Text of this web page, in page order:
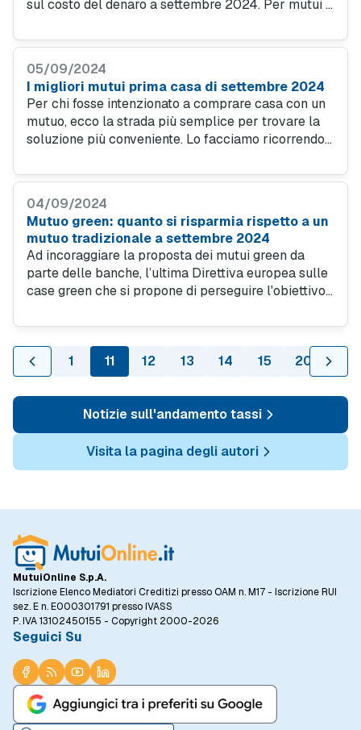
sul costo del denaro a settembre 2024. Per mutui e
previsioni e come trovare un’offerta mutuo
05/09/2024
I migliori mutui prima casa di settembre 2024
Per chi fosse intenzionato a comprare casa con un
mutuo, ecco la strada più semplice per trovare la
soluzione più conveniente. Lo facciamo ricorrendo
rende note le migliori offerte delle banche partner.
04/09/2024
Mutuo green: quanto si risparmia rispetto a un
mutuo tradizionale a settembre 2024
Ad incoraggiare la proposta dei mutui green da
parte delle banche, l’ultima Direttiva europea sulle
case green che si propone di perseguire l'obiettivo
conseguente adeguamento degli immobili dei Paesi
Ue.
1
11 12 13 14 15 20
Notizie sull'andamento tassi
Visita la pagina degli autori
MutuiOnline S.p.A.
Iscrizione Elenco Mediatori Creditizi presso OAM n. M17 - Iscrizione RUI
sez. E n. E000301791 presso IVASS
P. IVA 13102450155 - Copyright 2000-2026
Seguici Su